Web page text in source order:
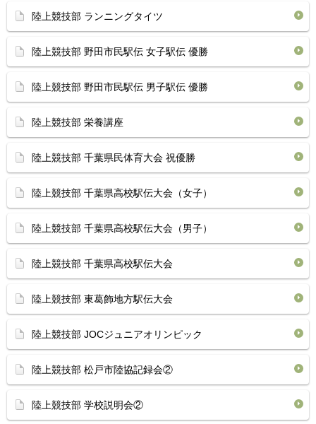
陸上競技部 ランニングタイツ
陸上競技部 野田市民駅伝 女子駅伝 優勝
陸上競技部 野田市民駅伝 男子駅伝 優勝
陸上競技部 栄養講座
陸上競技部 千葉県民体育大会 祝優勝
陸上競技部 千葉県高校駅伝大会（女子）
陸上競技部 千葉県高校駅伝大会（男子）
陸上競技部 千葉県高校駅伝大会
陸上競技部 東葛飾地方駅伝大会
陸上競技部 JOCジュニアオリンピック
陸上競技部 松戸市陸協記録会②
陸上競技部 学校説明会②